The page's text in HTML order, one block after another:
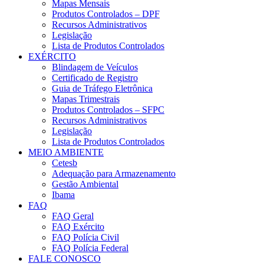
Mapas Mensais
Produtos Controlados – DPF
Recursos Administrativos
Legislação
Lista de Produtos Controlados
EXÉRCITO
Blindagem de Veículos
Certificado de Registro
Guia de Tráfego Eletrônica
Mapas Trimestrais
Produtos Controlados – SFPC
Recursos Administrativos
Legislação
Lista de Produtos Controlados
MEIO AMBIENTE
Cetesb
Adequação para Armazenamento
Gestão Ambiental
Ibama
FAQ
FAQ Geral
FAQ Exército
FAQ Polícia Civil
FAQ Polícia Federal
FALE CONOSCO